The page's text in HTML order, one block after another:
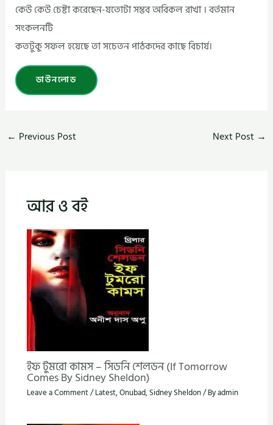
কেউ কেউ চেষ্টা করেছেন-যতোটা সম্ভব অবিকল রাখা । বর্তমান
সংকলনটি
কতটুকু সফল হয়েছে তা সচেতন পাঠকদের কাছে বিচার্য।
ডাউনলোড
← Previous Post Next Post →
আর ও বই
ইফ টুমরো কামস – সিডনি শেলডন (If Tomorrow
Comes By Sidney Sheldon)
Leave a Comment/Latest,Onubad, Sidney Sheldon/ Byadmin